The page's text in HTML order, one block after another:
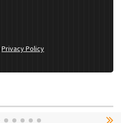
Privacy Policy